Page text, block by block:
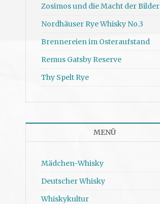
Zosimos und die Macht der Bilder
Nordhäuser Rye Whisky No.3
Brennereien im Osteraufstand
Remus Gatsby Reserve
Thy Spelt Rye
MENÜ
Mädchen-Whisky
Deutscher Whisky
Whiskykultur